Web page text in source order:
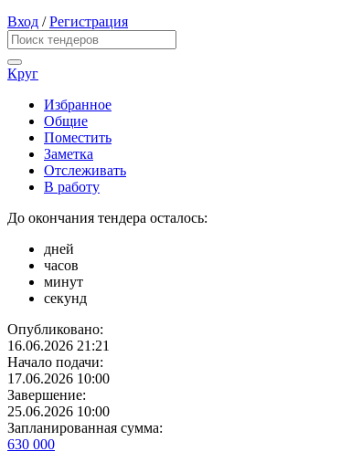
Вход /Регистрация
Круг
Избранное
Общие
Поместить
Заметка
Отслеживать
В работу
До окончания тендера осталось:
дней
часов
минут
секунд
Опубликовано:
16.06.2026 21:21
Начало подачи:
17.06.2026 10:00
Завершение:
25.06.2026 10:00
Запланированная сумма:
630 000